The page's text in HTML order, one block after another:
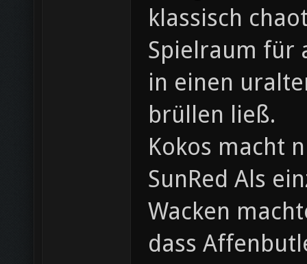
klassisch
Spielraum für
in einen
brüllen ließ.
Kokos macht
SunRed Als
Wacken
dass